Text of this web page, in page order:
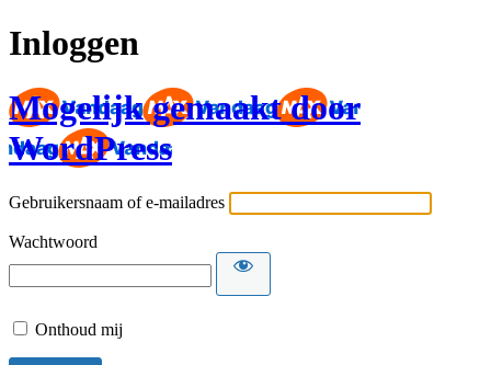
Inloggen
Mogelijk gemaakt door
WordPress
Gebruikersnaam of e-mailadres
Wachtwoord
Onthoud mij